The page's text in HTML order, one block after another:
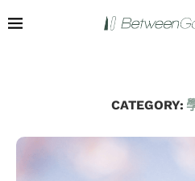
CATEGORY: